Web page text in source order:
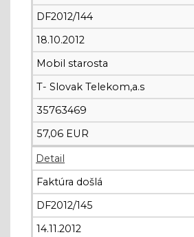
DF2012/144
18.10.2012
Mobil starosta
T- Slovak Telekom,a.s
35763469
57,06 EUR
Detail
Faktúra došlá
DF2012/145
14.11.2012